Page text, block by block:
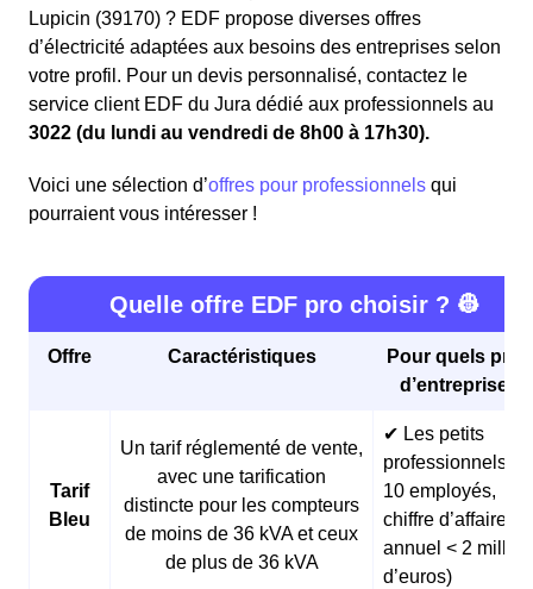
Lupicin (39170) ? EDF propose diverses offres
d’électricité adaptées aux besoins des entreprises selon
votre profil. Pour un devis personnalisé, contactez le
service client EDF du Jura dédié aux professionnels au
3022 (du lundi au vendredi de 8h00 à 17h30).
Voici une sélection d’offres pour professionnels qui
pourraient vous intéresser !
Quelle offre EDF pro choisir ? 👷
Offre Caractéristiques
Pour quels
d’entreprises
Tarif
Bleu
Un tarif réglementé de vente,
avec une tarification
distincte pour les compteurs
de moins de 36 kVA et ceux
de plus de 36 kVA
✔ Les petits
professionnels (<
10 employés,
chiffre d’affaires
annuel < 2
d’euros)